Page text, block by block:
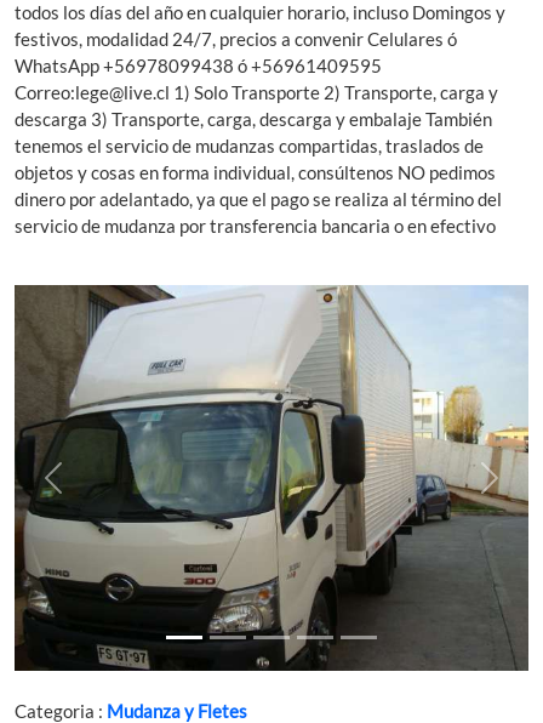
todos los días del año en cualquier horario, incluso Domingos y
festivos, modalidad 24/7, precios a convenir Celulares ó
WhatsApp +56978099438 ó +56961409595
Correo:lege@live.cl 1) Solo Transporte 2) Transporte, carga y
descarga 3) Transporte, carga, descarga y embalaje También
tenemos el servicio de mudanzas compartidas, traslados de
objetos y cosas en forma individual, consúltenos NO pedimos
dinero por adelantado, ya que el pago se realiza al término del
servicio de mudanza por transferencia bancaria o en efectivo
Previous Next
Categoria : Mudanza y Fletes